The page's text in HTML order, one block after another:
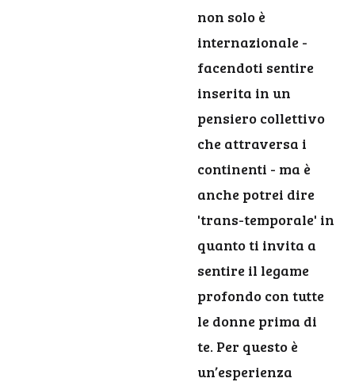
non solo è
internazionale -
facendoti sentire
inserita in un
pensiero collettivo
che attraversa i
continenti - ma è
anche potrei dire
'trans-temporale' in
quanto ti invita a
sentire il legame
profondo con tutte
le donne prima di
te. Per questo è
un’esperienza